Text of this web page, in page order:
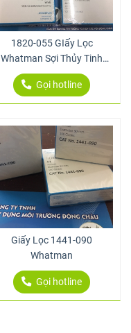
1820-055 GIấy Lọc
Whatman Sợi Thủy Tinh
GF/A 1.6 Um 55 Mm
Gọi hotline
Giấy Lọc 1441-090
Whatman
Gọi hotline